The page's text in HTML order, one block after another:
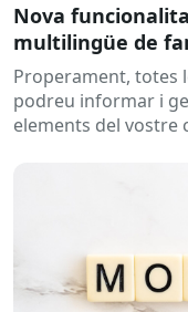
Nova
multilingüe de
Properament, totes
podreu informar i
elements del vostre